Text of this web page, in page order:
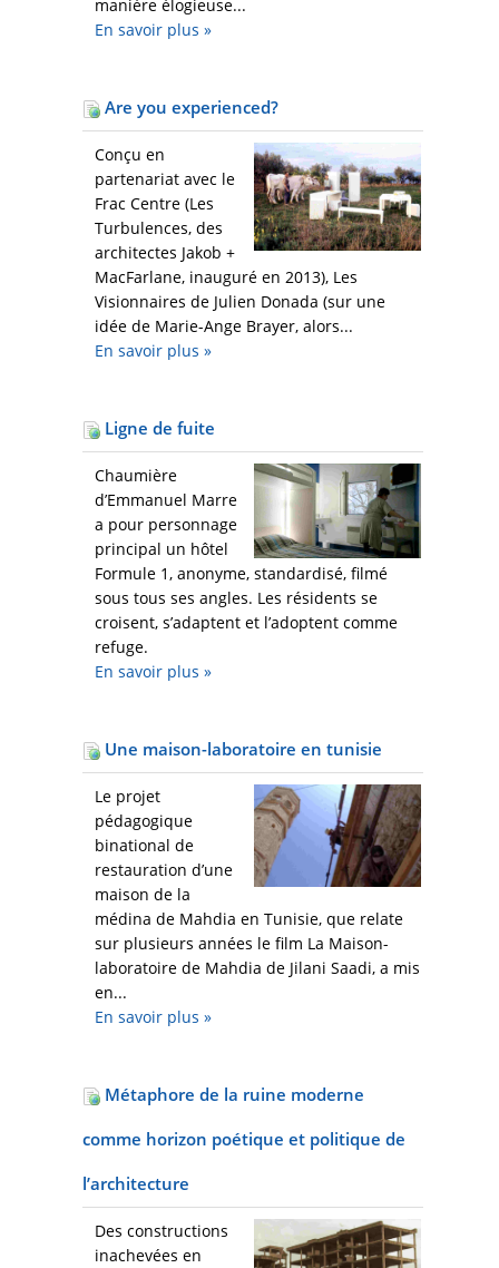
manière élogieuse...
En savoir plus »
Are you experienced?
Conçu en
partenariat avec le
Frac Centre (Les
Turbulences, des
architectes Jakob +
MacFarlane, inauguré en 2013), Les
Visionnaires de Julien Donada (sur une
idée de Marie-Ange Brayer, alors...
En savoir plus »
Ligne de fuite
Chaumière
d’Emmanuel Marre
a pour personnage
principal un hôtel
Formule 1, anonyme, standardisé, filmé
sous tous ses angles. Les résidents se
croisent, s’adaptent et l’adoptent comme
refuge.
En savoir plus »
Une maison-laboratoire en tunisie
Le projet
pédagogique
binational de
restauration d’une
maison de la
médina de Mahdia en Tunisie, que relate
sur plusieurs années le film La Maison-
laboratoire de Mahdia de Jilani Saadi, a mis
en...
En savoir plus »
Métaphore de la ruine moderne
comme horizon poétique et politique de
l’architecture
Des constructions
inachevées en